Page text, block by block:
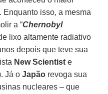
isso, a mesma
a “Chernobyl
lixo altamente radiativo
depois que teve sua
New Scientist e
Já oJapão revoga sua
nucleares – que